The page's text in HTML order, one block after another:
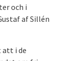
och i
af Sillén
i de